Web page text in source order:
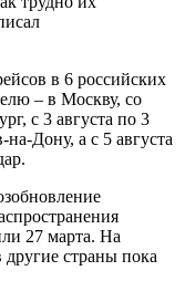
в 6 российских
– в Москву, со
с 3 августа по 3
Дону, а с 5 августа
27 марта. На
страны пока